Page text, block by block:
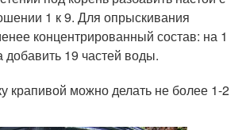
1 к 9. Для опрыскивания
концентрированный состав: на 1
добавить 19 частей воды.
крапивой можно делать не более 1-2